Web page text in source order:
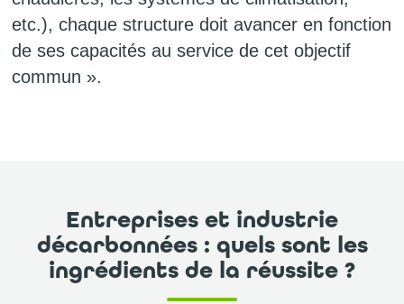
etc.), chaque structure doit avancer en fonction
de ses capacités au service de cet objectif
commun ».
Entreprises et industrie
décarbonnées : quels sont les
ingrédients de la réussite ?